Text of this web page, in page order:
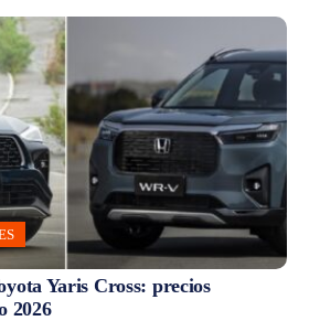
Yaris Cross: precios
2026